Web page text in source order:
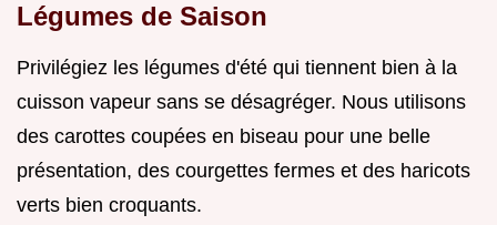
Légumes de Saison
Privilégiez les légumes d'été qui tiennent bien à la
cuisson vapeur sans se désagréger. Nous utilisons
des carottes coupées en biseau pour une belle
présentation, des courgettes fermes et des haricots
verts bien croquants.